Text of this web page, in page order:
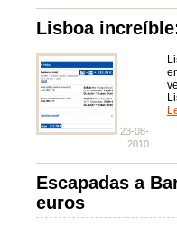
Lisboa
23-08-
2010
Escapadas a
euros